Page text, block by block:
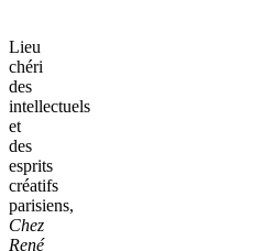
Lieu
chéri
des
intellectuels
et
des
esprits
créatifs
parisiens,
Chez
René